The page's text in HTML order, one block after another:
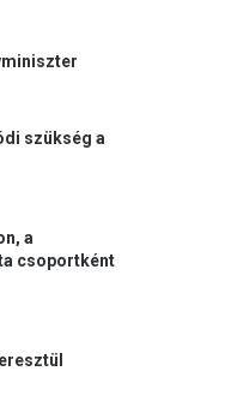
szükség a
a
csoportként